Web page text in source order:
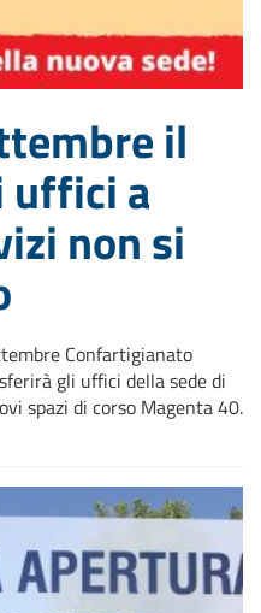
il
uffici a
non si
Confartigianato
gli uffici della sede di
spazi di corso Magenta 40.